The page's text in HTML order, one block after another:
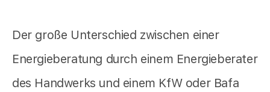
Der große Unterschied zwischen einer
Energieberatung durch einem Energieberater
des Handwerks und einem KfW oder Bafa